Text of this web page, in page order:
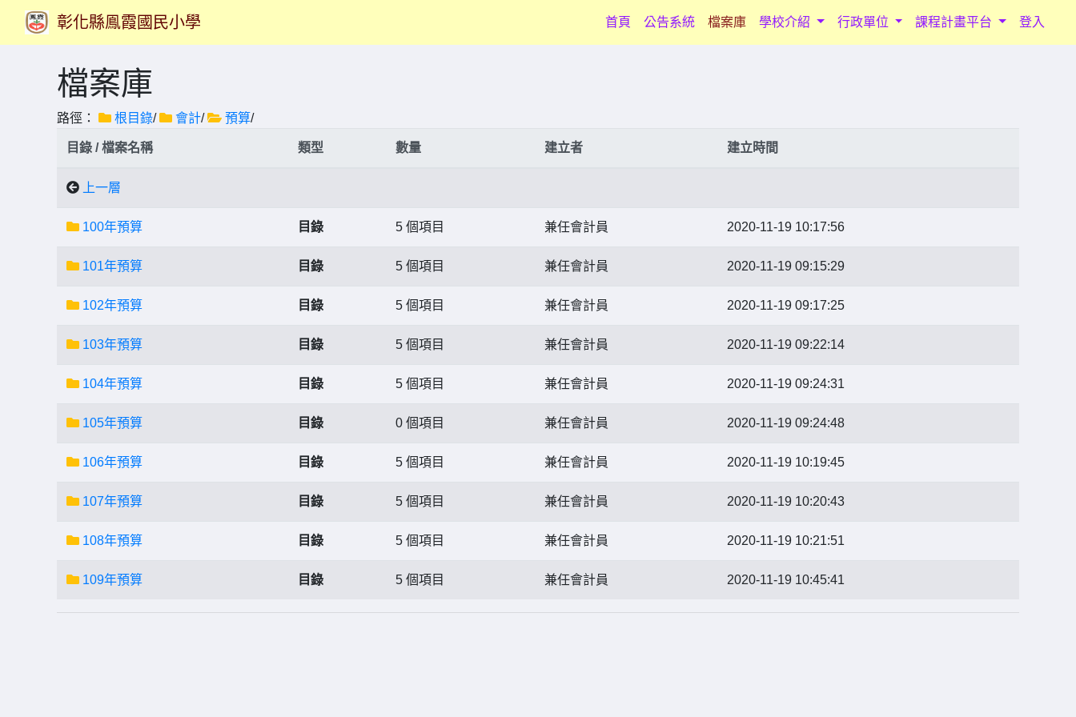
彰化縣鳯霞國民小學 首頁(current)
公告系統 檔案庫 學校介紹 行政單位 課程計畫平台 登入
檔案庫
路徑： 根目錄/ 會計/ 預算/
目錄 / 檔案名稱 類型 數量 建立者 建立時間
上一層
100年預算 目錄 5 個項目 兼任會計員 2020-11-19 10:17:56
101年預算 目錄 5 個項目 兼任會計員 2020-11-19 09:15:29
102年預算 目錄 5 個項目 兼任會計員 2020-11-19 09:17:25
103年預算 目錄 5 個項目 兼任會計員 2020-11-19 09:22:14
104年預算 目錄 5 個項目 兼任會計員 2020-11-19 09:24:31
105年預算 目錄 0 個項目 兼任會計員 2020-11-19 09:24:48
106年預算 目錄 5 個項目 兼任會計員 2020-11-19 10:19:45
107年預算 目錄 5 個項目 兼任會計員 2020-11-19 10:20:43
108年預算 目錄 5 個項目 兼任會計員 2020-11-19 10:21:51
109年預算 目錄 5 個項目 兼任會計員 2020-11-19 10:45:41